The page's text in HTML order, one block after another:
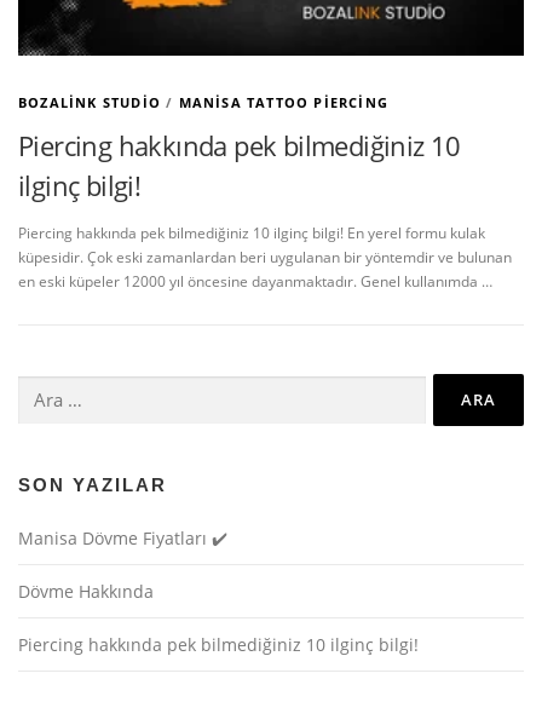
BOZALINK STUDIO / MANISA TATTOO PIERCING
Piercing hakkında pek bilmediğiniz 10
ilginç bilgi!
Piercing hakkında pek bilmediğiniz 10 ilginç bilgi! En yerel formu kulak
küpesidir. Çok eski zamanlardan beri uygulanan bir yöntemdir ve bulunan
en eski küpeler 12000 yıl öncesine dayanmaktadır. Genel kullanımda …
SON YAZILAR
Manisa Dövme Fiyatları ✔️
Dövme Hakkında
Piercing hakkında pek bilmediğiniz 10 ilginç bilgi!